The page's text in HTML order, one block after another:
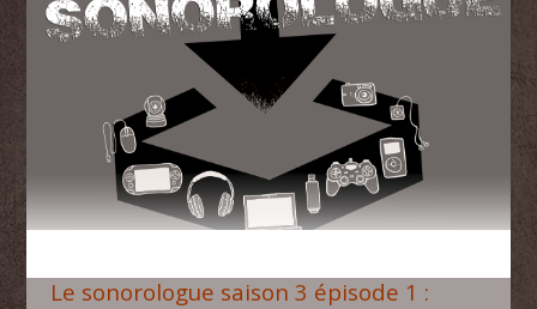
Le sonorologue saison 3 épisode 1 :